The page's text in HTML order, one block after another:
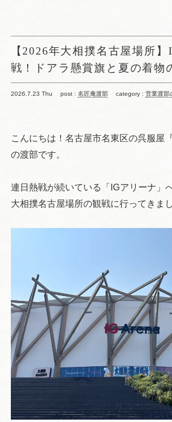
【2026年大相撲名古屋場所
戦！ドアラ懸賞旗と夏の着物
2026.7.23 Thu post : 名匠庵渡部 category : 営業渡部
こんにちは！名古屋市名東区の呉服屋
の渡部です。
連日熱戦が続いている「IGアリーナ」
大相撲名古屋場所の観戦に行ってきま